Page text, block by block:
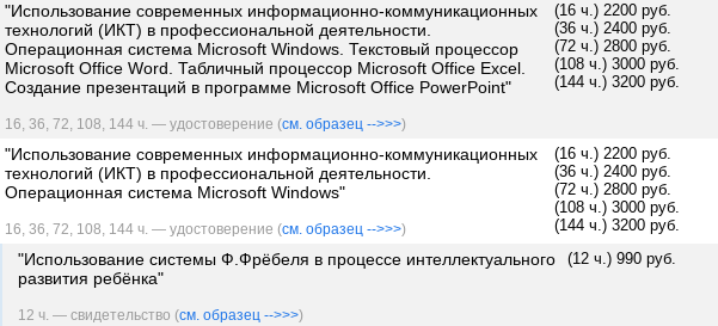
"Использование современных информационно-коммуникационных
технологий (ИКТ) в профессиональной деятельности.
Операционная система Microsoft Windows. Текстовый процессор
Microsoft Office Word. Табличный процессор Microsoft Office Excel.
Создание презентаций в программе Microsoft Office PowerPoint"
16, 36, 72, 108, 144 ч. — удостоверение (см. образец -->>>)
(16 ч.) 2200 руб.
(36 ч.) 2400 руб.
(72 ч.) 2800 руб.
(108 ч.) 3000 руб.
(144 ч.) 3200 руб.
"Использование современных информационно-коммуникационных
технологий (ИКТ) в профессиональной деятельности.
Операционная система Microsoft Windows"
16, 36, 72, 108, 144 ч. — удостоверение (см. образец -->>>)
(16 ч.) 2200 руб.
(36 ч.) 2400 руб.
(72 ч.) 2800 руб.
(108 ч.) 3000 руб.
(144 ч.) 3200 руб.
"Использование системы Ф.Фрёбеля в процессе интеллектуального
развития ребёнка"
12 ч. — свидетельство (см. образец -->>>)
(12 ч.) 990 руб.